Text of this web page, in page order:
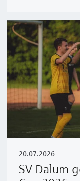
20.07.2026
SV Dalum